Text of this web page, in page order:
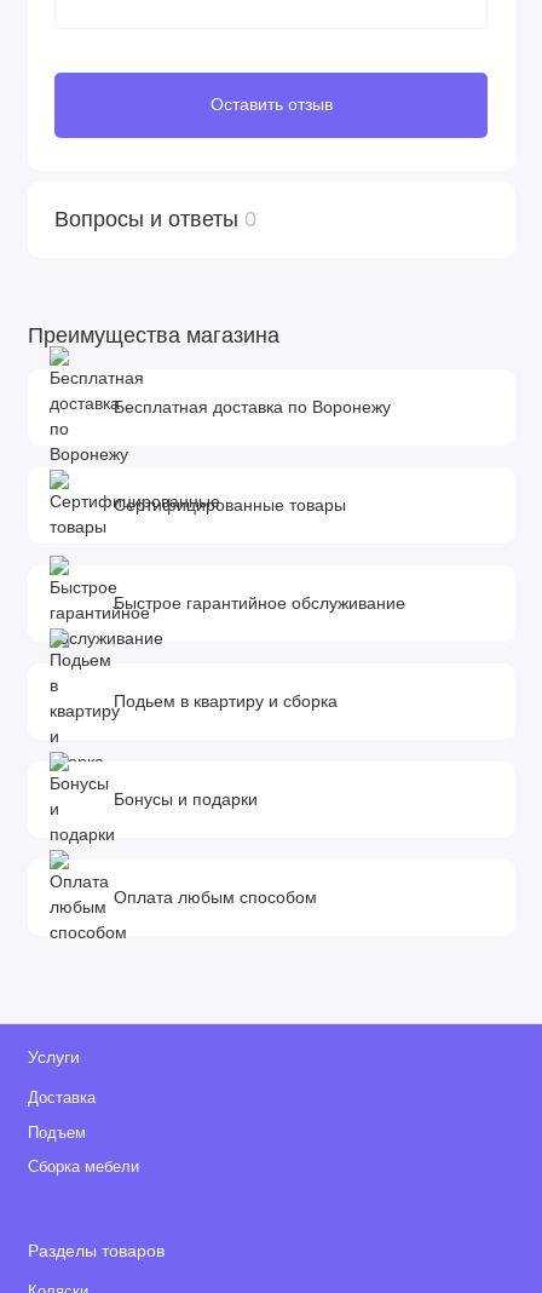
Оставить отзыв
Вопросы и ответы 0
Преимущества магазина
Бесплатная доставка по Воронежу
Сертифицированные товары
Быстрое гарантийное обслуживание
Подьем в квартиру и сборка
Бонусы и подарки
Оплата любым способом
Услуги
Доставка
Подъем
Сборка мебели
Разделы товаров